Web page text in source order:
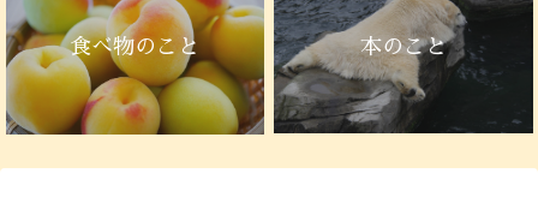
食べ物のこと 本のこと